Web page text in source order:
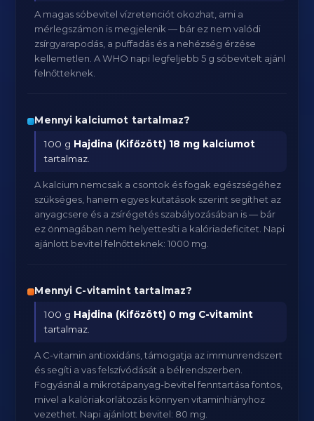
A magas sóbevitel vízretenciót okozhat, ami a
mérlegszámon is megjelenik — bár ez nem valódi
zsírgyarapodás, a puffadás és a nehézség érzése
kellemetlen. A WHO napi legfeljebb 5 g sóbevitelt ajánl
felnőtteknek.
Mennyi kalciumot tartalmaz?
100 g Hajdina (Kifőzött) 18 mg kalciumot
tartalmaz.
A kalcium nemcsak a csontok és fogak egészségéhez
szükséges, hanem egyes kutatások szerint segíthet az
anyagcsere és a zsírégetés szabályozásában is — bár
ez önmagában nem helyettesíti a kalóriadeficitet. Napi
ajánlott bevitel felnőtteknek: 1000 mg.
Mennyi C-vitamint tartalmaz?
100 g Hajdina (Kifőzött) 0 mg C-vitamint
tartalmaz.
A C-vitamin antioxidáns, támogatja az immunrendszert
és segíti a vas felszívódását a bélrendszerben.
Fogyásnál a mikrotápanyag-bevitel fenntartása fontos,
mivel a kalóriakorlátozás könnyen vitaminhiányhoz
vezethet. Napi ajánlott bevitel: 80 mg.